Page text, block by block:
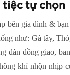
tiệc tự chọn
bên gia đình &
như: Gà tây,
dàn đồng giao,
khí nhộn nhịp